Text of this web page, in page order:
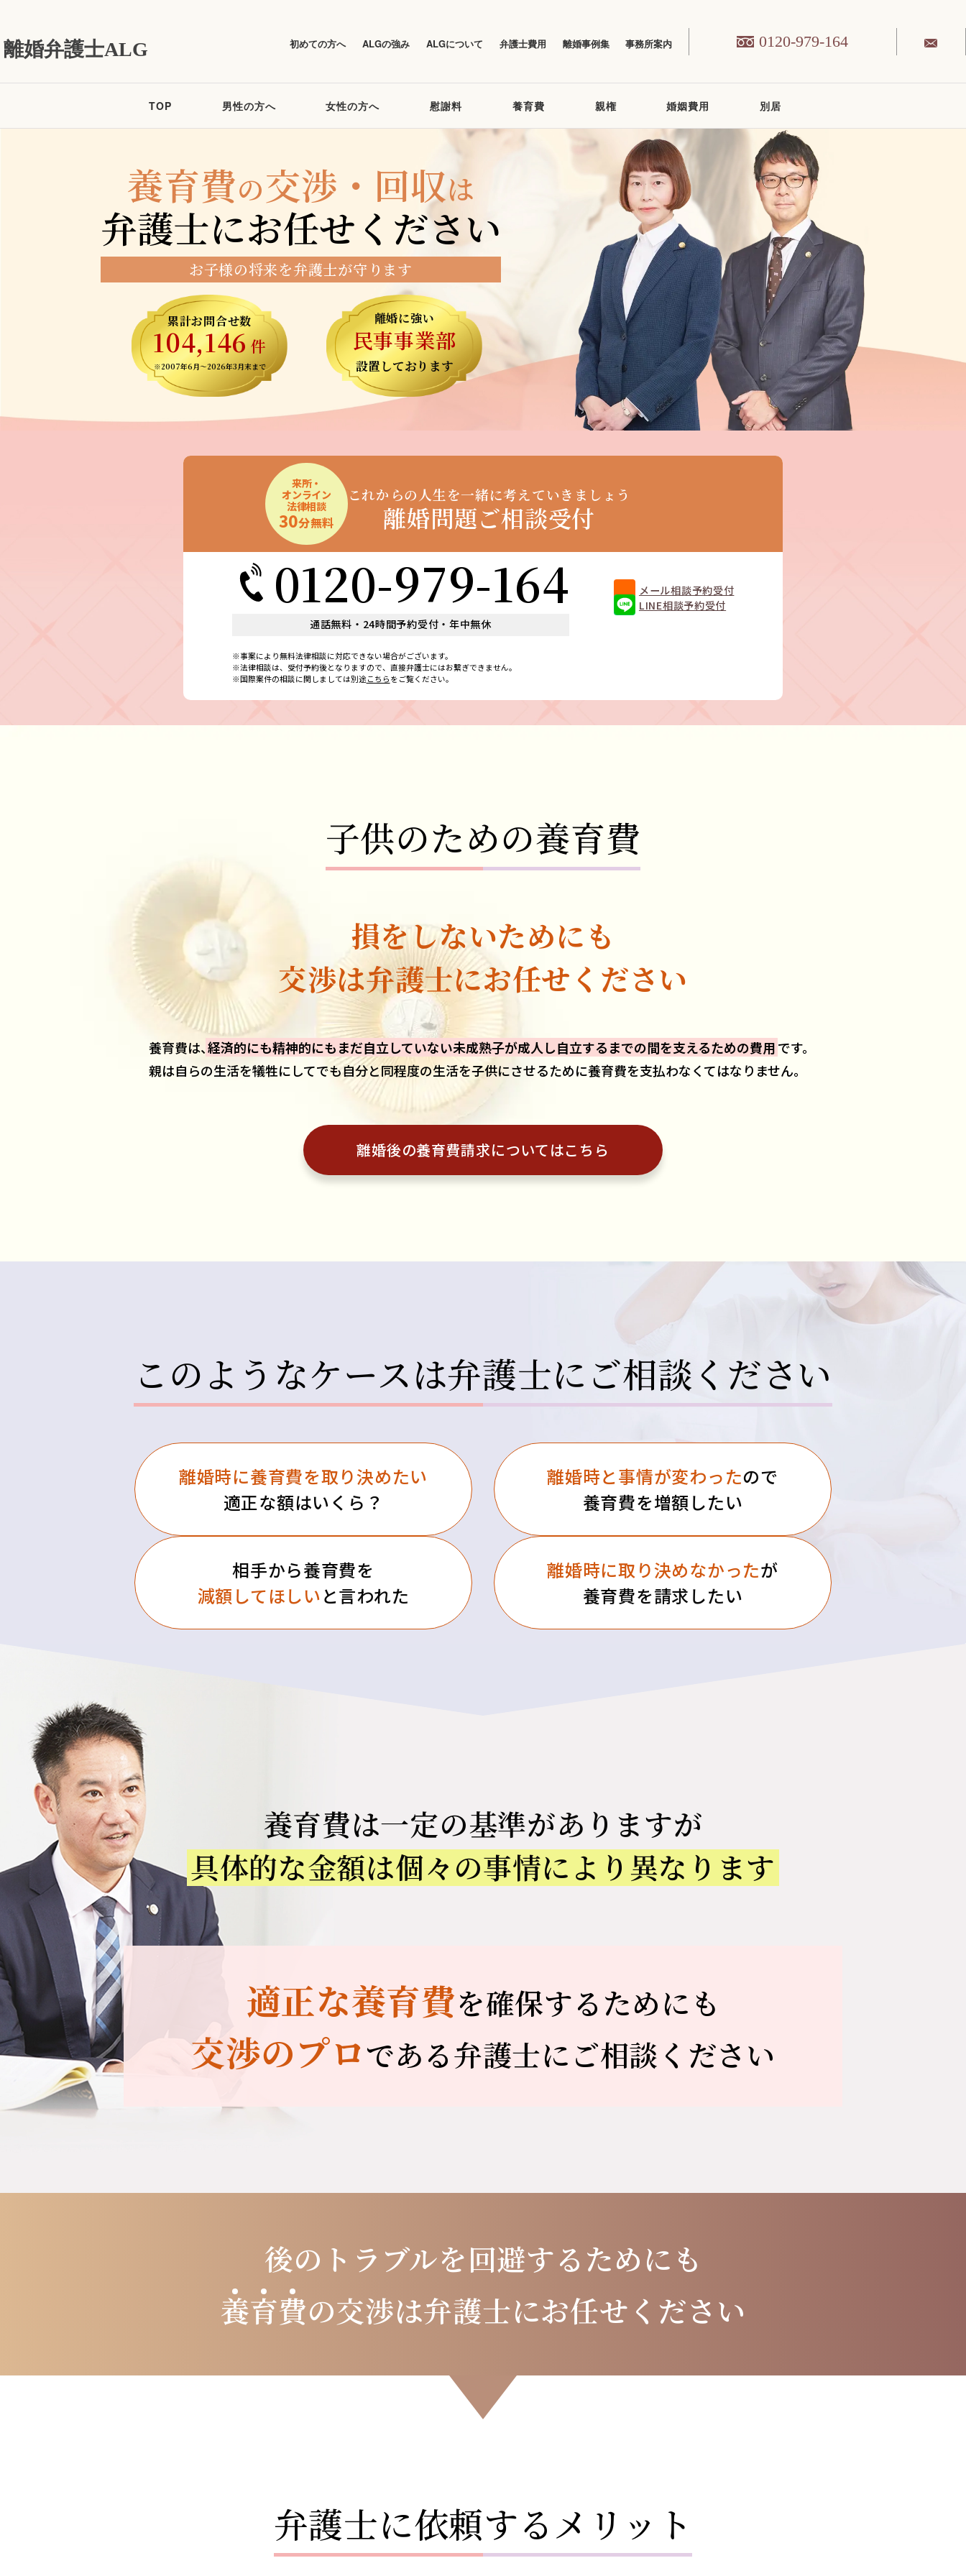
離婚弁護士ALG 初めての方へ ALGの強み ALGについて 弁護士費用 離婚事例集 事務所案内 0120-979-164
TOP 男性の方へ 女性の方へ 慰謝料 養育費 親権 婚姻費用 別居
養育費の交渉・回収は
弁護士にお任せください
お子様の将来を弁護士が守ります
累計お問合せ数
104,146件
※2007年6月～2026年3月末まで
離婚に強い
民事事業部
設置しております
来所・
オンライン
法律相談
30分無料
これからの人生を一緒に考えていきましょう
離婚問題ご相談受付
0120-979-164
通話無料・24時間予約受付・年中無休
メール相談予約受付
LINE相談予約受付
※事案により無料法律相談に対応できない場合がございます。
※法律相談は、受付予約後となりますので、直接弁護士にはお繋ぎできません。
※国際案件の相談に関しましては別途 こちら をご覧ください。
子供のための養育費
損をしないためにも
交渉は弁護士にお任せください
養育費は、経済的にも精神的にもまだ自立していない未成熟子が成人し自立するまでの間を支えるための費用です。
親は自らの生活を犠牲にしてでも自分と同程度の生活を子供にさせるために養育費を支払わなくてはなりません。
離婚後の養育費請求についてはこちら
このようなケースは弁護士にご相談ください
離婚時に養育費を取り決めたい
適正な額はいくら？
離婚時と事情が変わったので
養育費を増額したい
相手から養育費を
減額してほしいと言われた
離婚時に取り決めなかったが
養育費を請求したい
養育費は一定の基準がありますが
具体的な金額は個々の事情により異なります
適正な養育費を確保するためにも
交渉のプロである弁護士にご相談ください
後のトラブルを回避するためにも
養育費の交渉は弁護士にお任せください
弁護士に依頼するメリット